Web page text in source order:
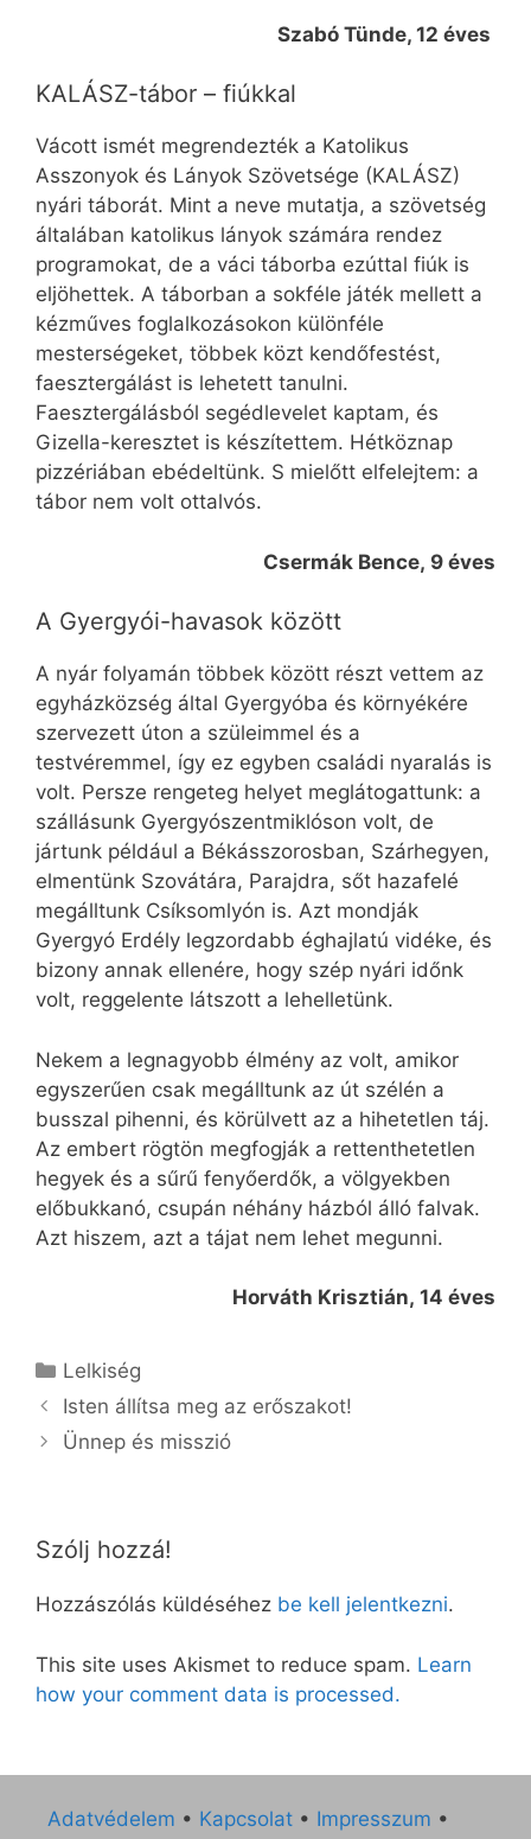
Szabó Tünde, 12 éves
KALÁSZ-tábor – fiúkkal
Vácott ismét megrendezték a Katolikus
Asszonyok és Lányok Szövetsége (KALÁSZ)
nyári táborát. Mint a neve mutatja, a szövetség
általában katolikus lányok számára rendez
programokat, de a váci táborba ezúttal fiúk is
eljöhettek. A táborban a sokféle játék mellett a
kézműves foglalkozásokon különféle
mesterségeket, többek közt kendőfestést,
faesztergálást is lehetett tanulni.
Faesztergálásból segédlevelet kaptam, és
Gizella-keresztet is készítettem. Hétköznap
pizzériában ebédeltünk. S mielőtt elfelejtem: a
tábor nem volt ottalvós.
Csermák Bence, 9 éves
A Gyergyói-havasok között
A nyár folyamán többek között részt vettem az
egyházközség által Gyergyóba és környékére
szervezett úton a szüleimmel és a
testvéremmel, így ez egyben családi nyaralás is
volt. Persze rengeteg helyet meglátogattunk: a
szállásunk Gyergyószentmiklóson volt, de
jártunk például a Békásszorosban, Szárhegyen,
elmentünk Szovátára, Parajdra, sőt hazafelé
megálltunk Csíksomlyón is. Azt mondják
Gyergyó Erdély legzordabb éghajlatú vidéke, és
bizony annak ellenére, hogy szép nyári időnk
volt, reggelente látszott a lehelletünk.
Nekem a legnagyobb élmény az volt, amikor
egyszerűen csak megálltunk az út szélén a
busszal pihenni, és körülvett az a hihetetlen táj.
Az embert rögtön megfogják a rettenthetetlen
hegyek és a sűrű fenyőerdők, a völgyekben
előbukkanó, csupán néhány házból álló falvak.
Azt hiszem, azt a tájat nem lehet megunni.
Horváth Krisztián, 14 éves
Kategória
Lelkiség
Isten állítsa meg az erőszakot!
Ünnep és misszió
Szólj hozzá!
Hozzászólás küldéséhez be kell jelentkezni.
This site uses Akismet to reduce spam. Learn
how your comment data is processed.
Adatvédelem • Kapcsolat • Impresszum •